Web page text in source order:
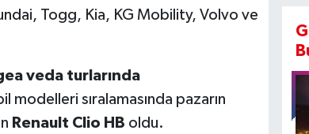
Togg, Kia, KG Mobility, Volvo ve
veda turlarında
modelleri sıralamasında pazarın
Renault Clio HB oldu.